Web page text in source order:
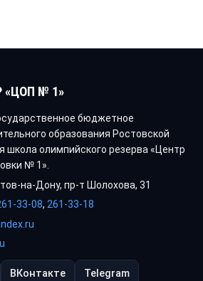
«ЦОП № 1»
бюджетное
образования Ростовской
школа олимпийского резерва «Центр
№ 1».
на-Дону, пр-т Шолохова, 31
33-08, 261-33-18
ВКонтакте Telegram